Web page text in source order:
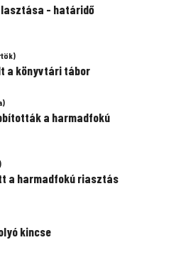
- határidő
a könyvtári tábor
a harmadfokú
a harmadfokú riasztás
kincse